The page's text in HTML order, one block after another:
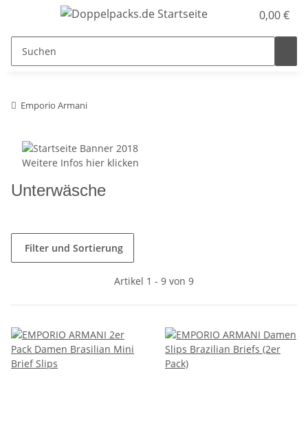
0,00 €
Emporio Armani
Weitere Infos hier klicken
Unterwäsche
Filter und Sortierung
Artikel 1 - 9 von 9